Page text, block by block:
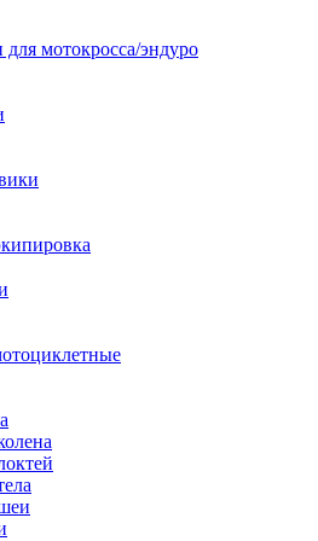
мотокросса/эндуро